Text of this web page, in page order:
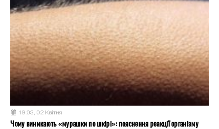
19:03, 02 Квітня
Чому виникають «мурашки по шкірі»: пояснення реакції організму